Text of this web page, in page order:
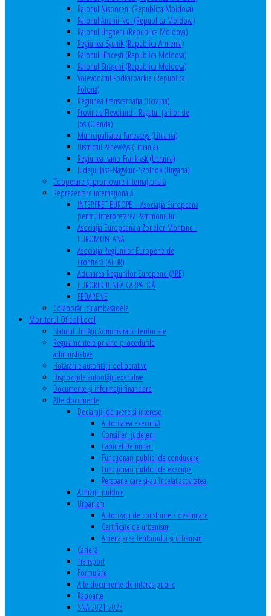
Raionul Nisporeni (Republica Moldova)
Raionul Anenii Noi (Republica Moldova)
Raionul Ungheni (Republica Moldova)
Regiunea Syunik (Republica Armenia)
Raionul Hîncești (Republica Moldova)
Raionul Străşeni (Republica Moldova)
Voievodatul Podkarpackie (Republica
Polonă)
Regiunea Transcarpatia (Ucraina)
Provincia Flevoland - Regatul Ţărilor de
Jos (Olanda)
Municipalitatea Panevėžys (Lituania)
Districtul Panevėžys (Lituania)
Regiunea Ivano-Frankivsk (Ucraina)
Judeţul Jasz-Nagykun-Szolnok (Ungaria)
Cooperare şi promovare internaţională
Reprezentare internaţională
INTERPRET EUROPE – Asociația Europeană
pentru Interpretarea Patrimoniului
Asociația Europeană a Zonelor Montane -
EUROMONTANA
Asociația Regiunilor Europene de
Frontieră (AEBR)
Adunarea Regiunilor Europene (ARE)
EUROREGIUNEA CARPATICĂ
FEDARENE
Colaborări cu ambasadele
Monitorul Oficial Local
Statutul Unităţii Administrativ-Teritoriale
Regulamentele privind procedurile
administrative
Hotărârile autorităţii deliberative
Dispoziţiile autorităţii executive
Documente şi informaţii financiare
Alte documente
Declaraţii de avere şi interese
Autoritatea executivă
Consilieri judeţeni
Cabinet Demnitari
Funcţionari publici de conducere
Funcționari publici de execuție
Persoane care şi-au încetat activitatea
Achiziţii publice
Urbanism
Autorizații de construire / desființare
Certificate de urbanism
Amenajarea teritoriului şi urbanism
Carieră
Transport
Formulare
Alte documente de interes public
Rapoarte
SNA 2021-2025